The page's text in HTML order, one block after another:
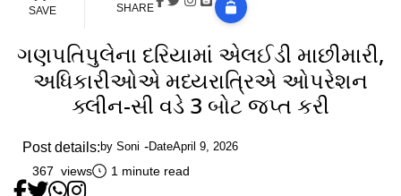
SAVE SHARE
ગણપતિપુલેના દરિયામાં એલઈડી માછીમારી,
અધિકારીઓએ મધ્યરાત્રિએ ઓપરેશન
ક્લીન-સી વડે 3 બોટ જપ્ત કરી
Post details: by Soni DateApril 9, 2026
367 views 1 minute read